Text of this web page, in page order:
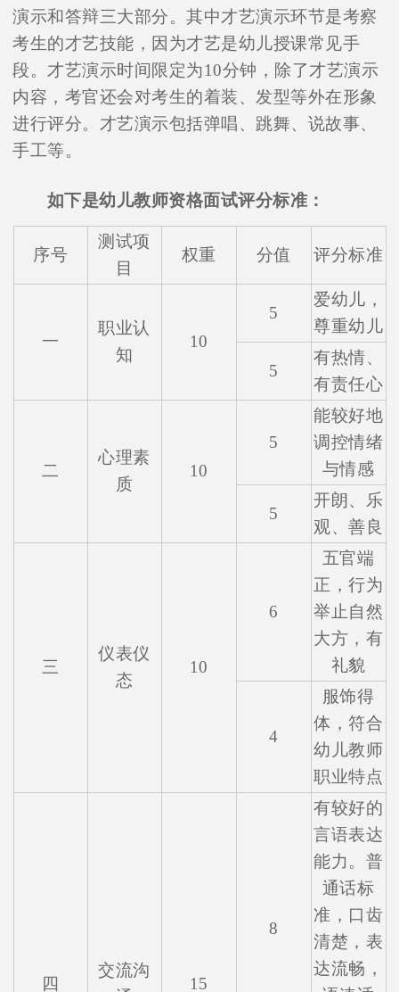
演示和答辩三大部分。其中才艺演示环节是考察
考生的才艺技能，因为才艺是幼儿授课常见手
段。才艺演示时间限定为10分钟，除了才艺演示
内容，考官还会对考生的着装、发型等外在形象
进行评分。才艺演示包括弹唱、跳舞、说故事、
手工等。
如下是幼儿教师资格面试评分标准：
序号
测试项
目
权重 分值 评分标准
一
职业认
知
10
5
爱幼儿，
尊重幼儿
5
有热情、
有责任心
二
心理素
质
10
5
能较好地
调控情绪
与情感
5
开朗、乐
观、善良
三
仪表仪
态
10
6
五官端
正，行为
举止自然
大方，有
礼貌
4
服饰得
体，符合
幼儿教师
职业特点
四
交流沟
15
8
有较好的
言语表达
能力。普
通话标
准，口齿
清楚，表
达流畅，